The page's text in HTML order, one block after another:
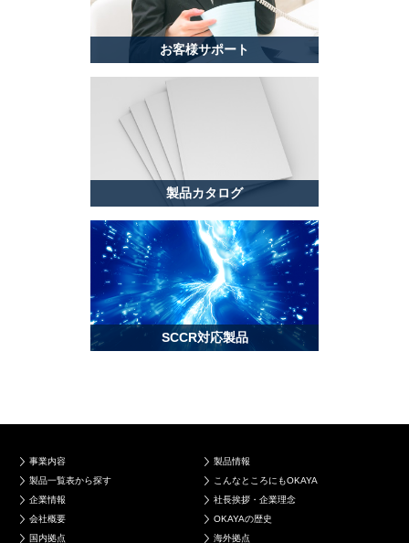
お客様サポート
製品カタログ
SCCR対応製品
事業内容
製品情報
製品一覧表から探す
こんなところにもOKAYA
企業情報
社長挨拶・企業理念
会社概要
OKAYAの歴史
国内拠点
海外拠点